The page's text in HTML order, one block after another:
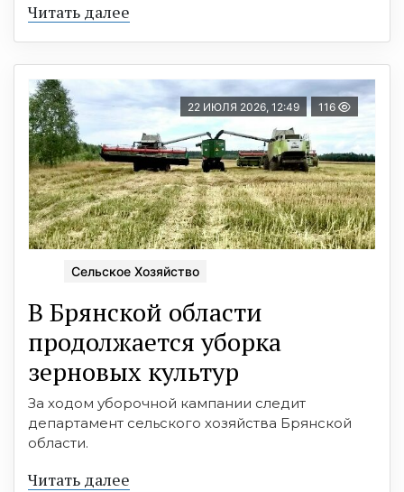
Читать далее
22 ИЮЛЯ 2026, 12:49 116
Сельское Хозяйство
В Брянской области
продолжается уборка
зерновых культур
За ходом уборочной кампании следит
департамент сельского хозяйства Брянской
области.
Читать далее